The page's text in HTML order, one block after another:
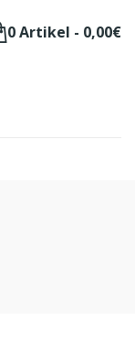
0 Artikel - 0,00€